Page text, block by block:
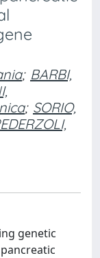
; BARBI,
; SORIO,
genetic